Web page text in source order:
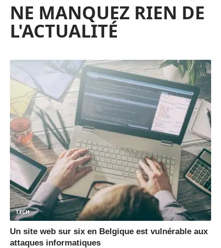
NE MANQUEZ RIEN DE
L'ACTUALITÉ
TECH
Un site web sur six en Belgique est vulnérable aux
attaques informatiques